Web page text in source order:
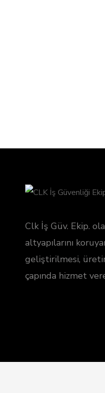
Clk İş Güv. Ekip.
altyapılarını
geliştirilmesi,
çapında hizmet